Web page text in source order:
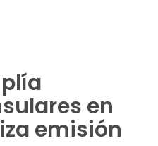
en
emisión